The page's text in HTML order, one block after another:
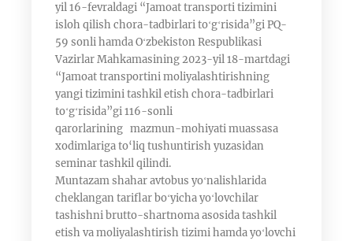
yil 16-fevraldagi “Jamoat transporti tizimini
isloh qilish chora-tadbirlari toʻgʻrisida”gi PQ-
59 sonli hamda Oʻzbekiston Respublikasi
Vazirlar Mahkamasining 2023-yil 18-martdagi
“Jamoat transportini moliyalashtirishning
yangi tizimini tashkil etish chora-tadbirlari
toʻgʻrisida”gi 116-sonli
qarorlarining mazmun-mohiyati muassasa
xodimlariga to‘liq tushuntirish yuzasidan
seminar tashkil qilindi.
Muntazam shahar avtobus yoʻnalishlarida
cheklangan tariflar boʻyicha yoʻlovchilar
tashishni brutto-shartnoma asosida tashkil
etish va moliyalashtirish tizimi hamda yoʻlovchi